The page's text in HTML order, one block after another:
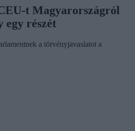
t Magyarországról
egy részét
a törvényjavaslatot a